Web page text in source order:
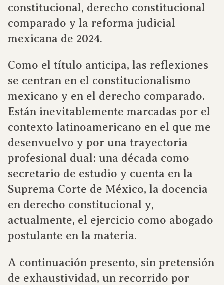
constitucional, derecho constitucional
comparado y la reforma judicial
mexicana de 2024.
Como el título anticipa, las reflexiones
se centran en el constitucionalismo
mexicano y en el derecho comparado.
Están inevitablemente marcadas por el
contexto latinoamericano en el que me
desenvuelvo y por una trayectoria
profesional dual: una década como
secretario de estudio y cuenta en la
Suprema Corte de México, la docencia
en derecho constitucional y,
actualmente, el ejercicio como abogado
postulante en la materia.
A continuación presento, sin pretensión
de exhaustividad, un recorrido por